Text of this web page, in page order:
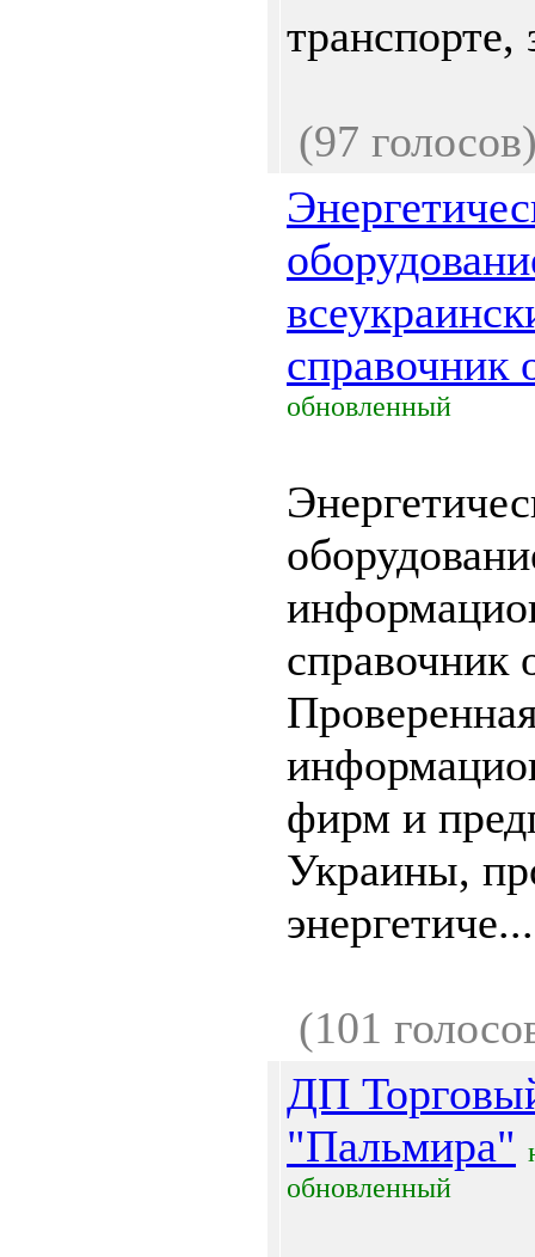
транспорте,
(97
справочник
обновленный
справочник
фирм и
Украины,
энергетиче...
(101
ДП
"Пальмира"
обновленный